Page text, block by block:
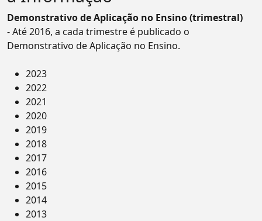
Demonstrativo de Aplicação no Ensino (trimestral)
- Até 2016, a cada trimestre é publicado o
Demonstrativo de Aplicação no Ensino.
2023
2022
2021
2020
2019
2018
2017
2016
2015
2014
2013